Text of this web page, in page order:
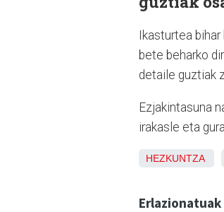
Ikasturtea
bete beharko
detaile guztiak
Ezjakintasuna
irakasle eta
HEZKUNTZA
Erlazionatuak